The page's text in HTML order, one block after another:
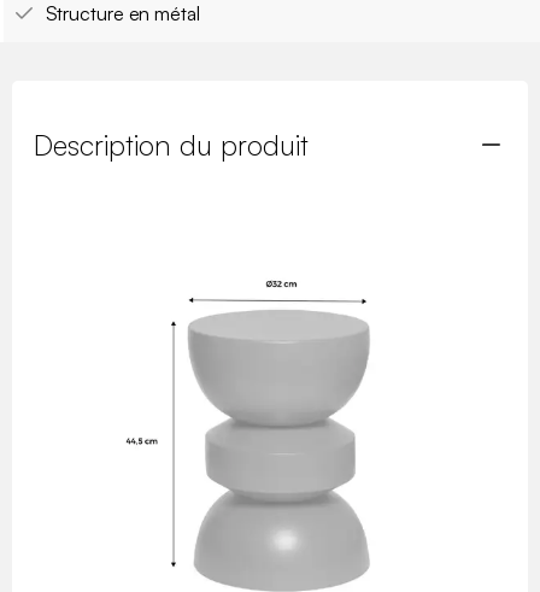
Structure en métal
Description du produit